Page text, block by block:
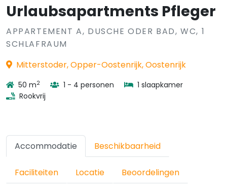
Urlaubsapartments Pfleger
APPARTEMENT A, DUSCHE ODER BAD, WC, 1
SCHLAFRAUM
Mitterstoder, Opper-Oostenrijk, Oostenrijk
50 m2 1 - 4 personen
1 slaapkamer
Rookvrij
Accommodatie Beschikbaarheid
Faciliteiten Locatie Beoordelingen